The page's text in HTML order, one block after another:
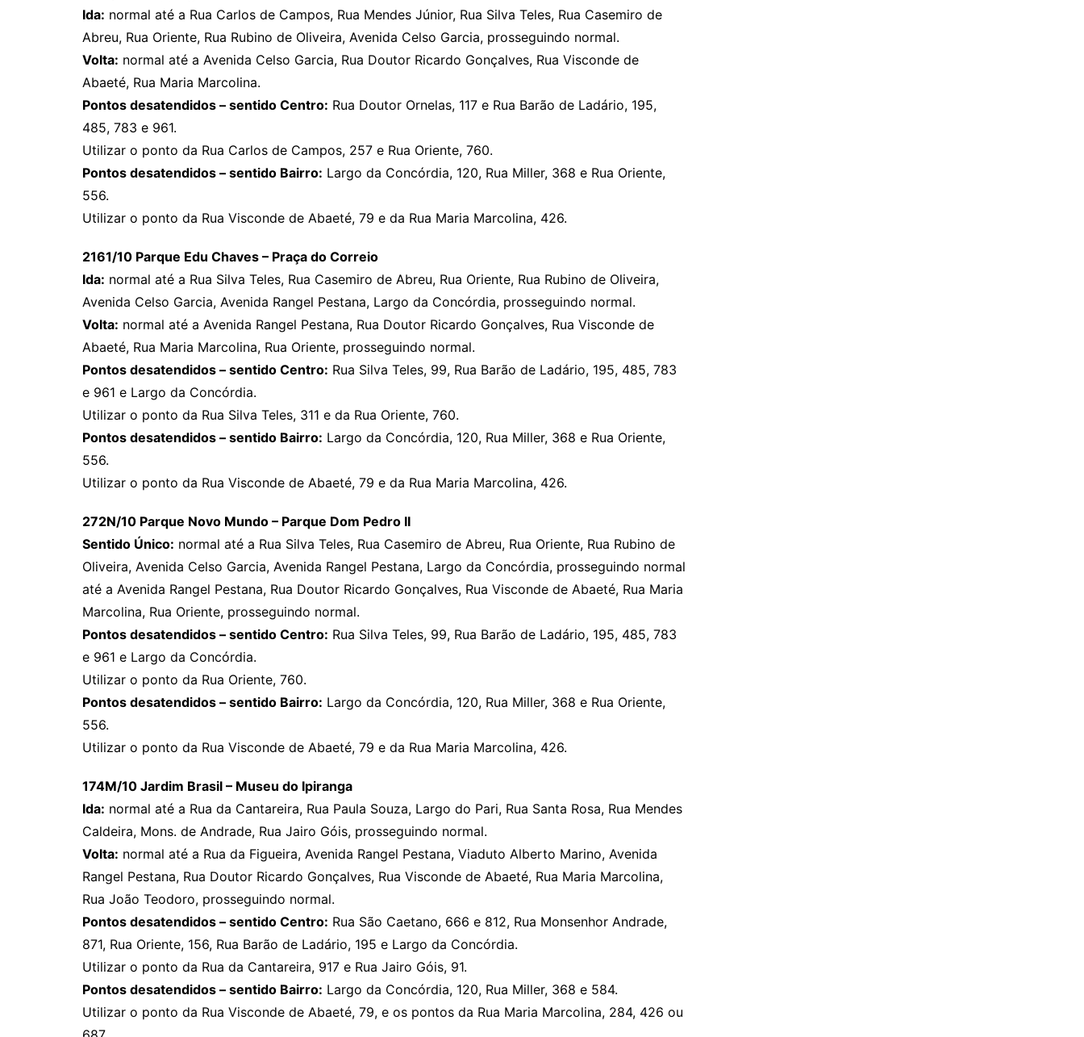
Ida: normal até a Rua Carlos de Campos, Rua Mendes Júnior, Rua Silva Teles, Rua Casemiro de
Abreu, Rua Oriente, Rua Rubino de Oliveira, Avenida Celso Garcia, prosseguindo normal.
Volta: normal até a Avenida Celso Garcia, Rua Doutor Ricardo Gonçalves, Rua Visconde de
Abaeté, Rua Maria Marcolina.
Pontos desatendidos – sentido Centro: Rua Doutor Ornelas, 117 e Rua Barão de Ladário, 195,
485, 783 e 961.
Utilizar o ponto da Rua Carlos de Campos, 257 e Rua Oriente, 760.
Pontos desatendidos – sentido Bairro: Largo da Concórdia, 120, Rua Miller, 368 e Rua Oriente,
556.
Utilizar o ponto da Rua Visconde de Abaeté, 79 e da Rua Maria Marcolina, 426.
2161/10 Parque Edu Chaves – Praça do Correio
Ida: normal até a Rua Silva Teles, Rua Casemiro de Abreu, Rua Oriente, Rua Rubino de Oliveira,
Avenida Celso Garcia, Avenida Rangel Pestana, Largo da Concórdia, prosseguindo normal.
Volta: normal até a Avenida Rangel Pestana, Rua Doutor Ricardo Gonçalves, Rua Visconde de
Abaeté, Rua Maria Marcolina, Rua Oriente, prosseguindo normal.
Pontos desatendidos – sentido Centro: Rua Silva Teles, 99, Rua Barão de Ladário, 195, 485, 783
e 961 e Largo da Concórdia.
Utilizar o ponto da Rua Silva Teles, 311 e da Rua Oriente, 760.
Pontos desatendidos – sentido Bairro: Largo da Concórdia, 120, Rua Miller, 368 e Rua Oriente,
556.
Utilizar o ponto da Rua Visconde de Abaeté, 79 e da Rua Maria Marcolina, 426.
272N/10 Parque Novo Mundo – Parque Dom Pedro II
Sentido Único: normal até a Rua Silva Teles, Rua Casemiro de Abreu, Rua Oriente, Rua Rubino de
Oliveira, Avenida Celso Garcia, Avenida Rangel Pestana, Largo da Concórdia, prosseguindo normal
até a Avenida Rangel Pestana, Rua Doutor Ricardo Gonçalves, Rua Visconde de Abaeté, Rua Maria
Marcolina, Rua Oriente, prosseguindo normal.
Pontos desatendidos – sentido Centro: Rua Silva Teles, 99, Rua Barão de Ladário, 195, 485, 783
e 961 e Largo da Concórdia.
Utilizar o ponto da Rua Oriente, 760.
Pontos desatendidos – sentido Bairro: Largo da Concórdia, 120, Rua Miller, 368 e Rua Oriente,
556.
Utilizar o ponto da Rua Visconde de Abaeté, 79 e da Rua Maria Marcolina, 426.
174M/10 Jardim Brasil – Museu do Ipiranga
Ida: normal até a Rua da Cantareira, Rua Paula Souza, Largo do Pari, Rua Santa Rosa, Rua Mendes
Caldeira, Mons. de Andrade, Rua Jairo Góis, prosseguindo normal.
Volta: normal até a Rua da Figueira, Avenida Rangel Pestana, Viaduto Alberto Marino, Avenida
Rangel Pestana, Rua Doutor Ricardo Gonçalves, Rua Visconde de Abaeté, Rua Maria Marcolina,
Rua João Teodoro, prosseguindo normal.
Pontos desatendidos – sentido Centro: Rua São Caetano, 666 e 812, Rua Monsenhor Andrade,
871, Rua Oriente, 156, Rua Barão de Ladário, 195 e Largo da Concórdia.
Utilizar o ponto da Rua da Cantareira, 917 e Rua Jairo Góis, 91.
Pontos desatendidos – sentido Bairro: Largo da Concórdia, 120, Rua Miller, 368 e 584.
Utilizar o ponto da Rua Visconde de Abaeté, 79, e os pontos da Rua Maria Marcolina, 284, 426 ou